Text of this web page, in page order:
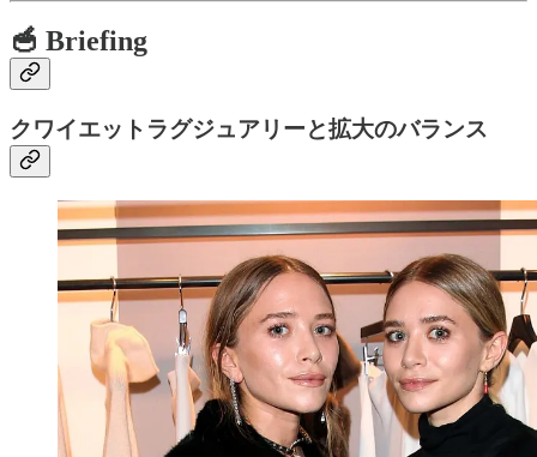
🥣 Briefing
クワイエットラグジュアリーと拡大のバランス